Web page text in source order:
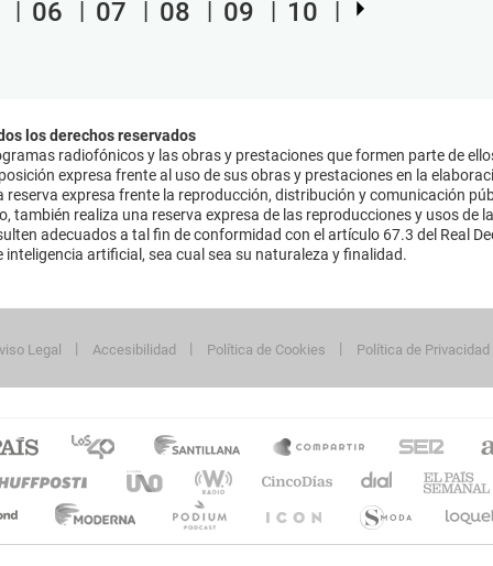
06 07 08 09 10
los derechos reservados
radiofónicos y las obras y prestaciones que formen parte de
expresa frente al uso de sus obras y prestaciones en la
reserva expresa frente la reproducción, distribución y comunicación
también realiza una reserva expresa de las reproducciones y usos de
adecuados a tal fin de conformidad con el artículo 67.3 del Real
artificial, sea cual sea su naturaleza y finalidad.
Legal Accesibilidad Política de Cookies Política de Privacidad